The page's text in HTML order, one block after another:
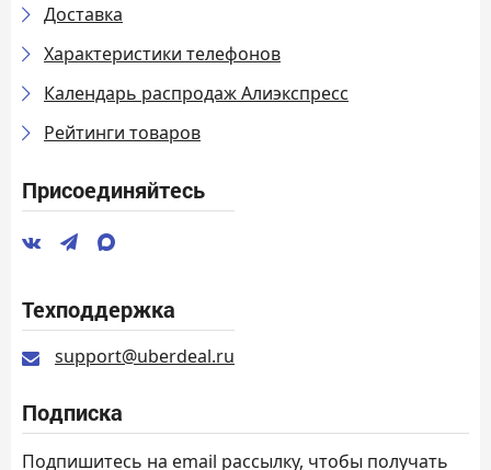
Доставка
Характеристики телефонов
Календарь распродаж Алиэкспресс
Рейтинги товаров
Присоединяйтесь
Техподдержка
support@uberdeal.ru
Подписка
Подпишитесь на email рассылку, чтобы получать